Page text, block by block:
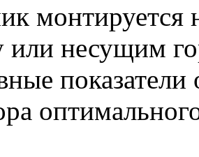
монтируется
или несущим
показатели